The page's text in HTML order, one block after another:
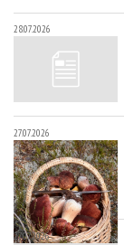
28.07.2026
27.07.2026
27.07.2026